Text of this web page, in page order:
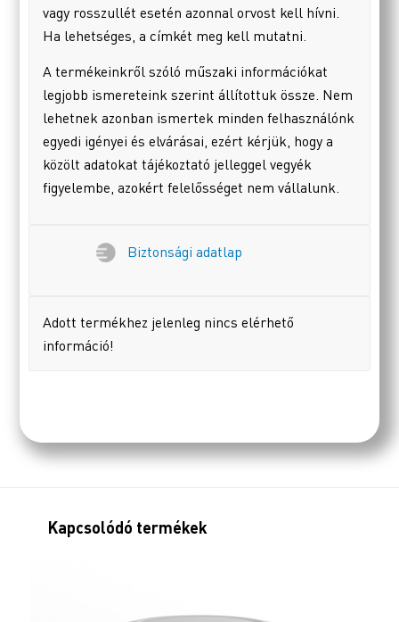
vagy rosszullét esetén azonnal orvost kell hívni.
Ha lehetséges, a címkét meg kell mutatni.
A termékeinkről szóló műszaki információkat
legjobb ismereteink szerint állítottuk össze. Nem
lehetnek azonban ismertek minden felhasználónk
egyedi igényei és elvárásai, ezért kérjük, hogy a
közölt adatokat tájékoztató jelleggel vegyék
figyelembe, azokért felelősséget nem vállalunk.
Biztonsági adatlap
Adott termékhez jelenleg nincs elérhető
információ!
Kapcsolódó termékek